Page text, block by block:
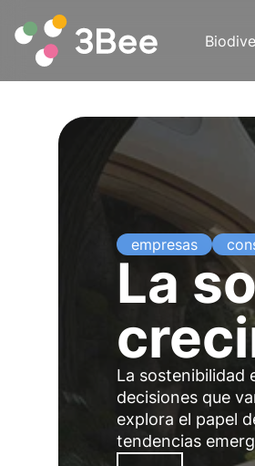
empresas
La
La sostenibilidad
decisiones que
explora el papel
tendencias